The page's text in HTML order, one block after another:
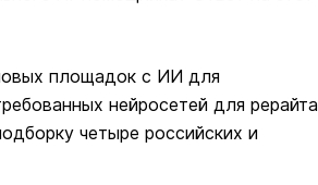
площадок с ИИ для
нейросетей для рерайта
четыре российских и